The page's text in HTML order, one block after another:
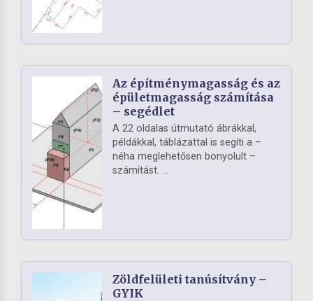
Az építménymagasság és az
épületmagasság számítása
– segédlet
A 22 oldalas útmutató ábrákkal,
példákkal, táblázattal is segíti a –
néha meglehetősen bonyolult –
számítást. ...
Zöldfelületi tanúsítvány –
GYIK